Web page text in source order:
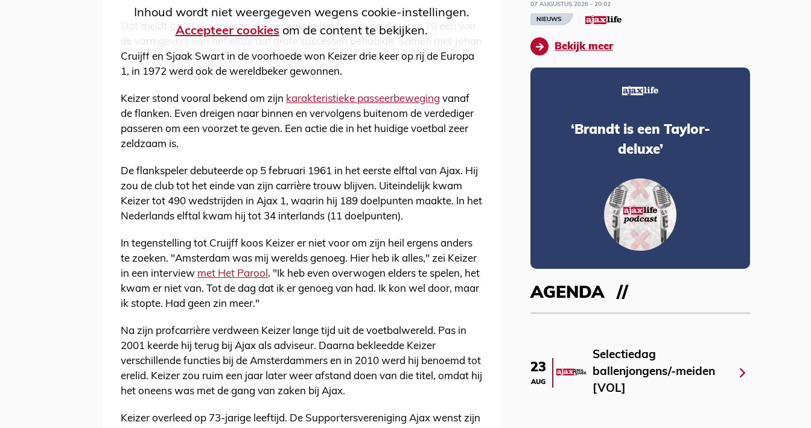
Inhoud wordt niet weergegeven wegens cookie-instellingen.
Accepteer cookiesom de content te bekijken.
Dat meldt de NOSvandaag. Keizer was in het begin van de jaren 70 een van
de vormgevers van het elftal dat grote successen behaalde. Samen met Johan
Cruijff en Sjaak Swart in de voorhoede won Keizer drie keer op rij de Europa
1, in 1972 werd ook de wereldbeker gewonnen.
Keizer stond vooral bekend om zijn karakteristieke passeerbeweging vanaf
de flanken. Even dreigen naar binnen en vervolgens buitenom de verdediger
passeren om een voorzet te geven. Een actie die in het huidige voetbal zeer
zeldzaam is.
De flankspeler debuteerde op 5 februari 1961 in het eerste elftal van Ajax. Hij
zou de club tot het einde van zijn carrière trouw blijven. Uiteindelijk kwam
Keizer tot 490 wedstrijden in Ajax 1, waarin hij 189 doelpunten maakte. In het
Nederlands elftal kwam hij tot 34 interlands (11 doelpunten).
In tegenstelling tot Cruijff koos Keizer er niet voor om zijn heil ergens anders
te zoeken. "Amsterdam was mij werelds genoeg. Hier heb ik alles," zei Keizer
in een interview met Het Parool . "Ik heb even overwogen elders te spelen, het
kwam er niet van. Tot de dag dat ik er genoeg van had. Ik kon wel door, maar
ik stopte. Had geen zin meer."
Na zijn profcarrière verdween Keizer lange tijd uit de voetbalwereld. Pas in
2001 keerde hij terug bij Ajax als adviseur. Daarna bekleedde Keizer
verschillende functies bij de Amsterdammers en in 2010 werd hij benoemd tot
erelid. Keizer zou ruim een jaar later weer afstand doen van die titel, omdat hij
het oneens was met de gang van zaken bij Ajax.
Keizer overleed op 73-jarige leeftijd. De Supportersvereniging Ajax wenst zijn
07 AUGUSTUS 2026 - 20:02
NIEUWS
Bekijk meer
‘Brandt is een Taylor-
deluxe’
AGENDA
23
AUG
Selectiedag
ballenjongens/-meiden
[VOL]